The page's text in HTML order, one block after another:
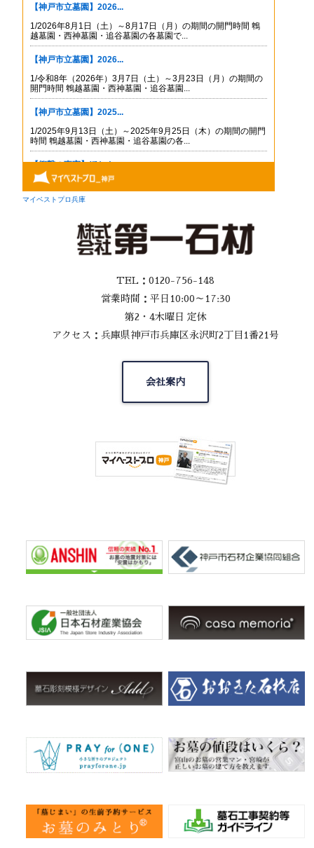
TEL：0120-756-148
営業時間：平日10:00～17:30
第2・4木曜日 定休
アクセス：兵庫県神戸市兵庫区永沢町2丁目1番21号
会社案内